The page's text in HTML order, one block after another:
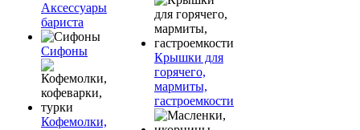
Аксессуары
бариста
Сифоны
Кофемолки,
Крышки для
горячего,
мармиты,
гастроемкости